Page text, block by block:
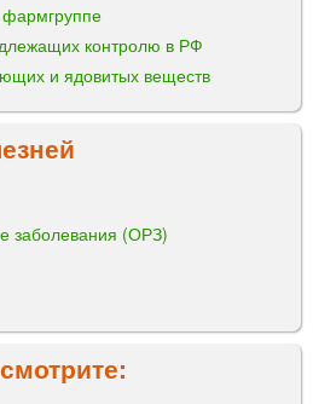
контролю в РФ
и ядовитых веществ
заболевания (ОРЗ)